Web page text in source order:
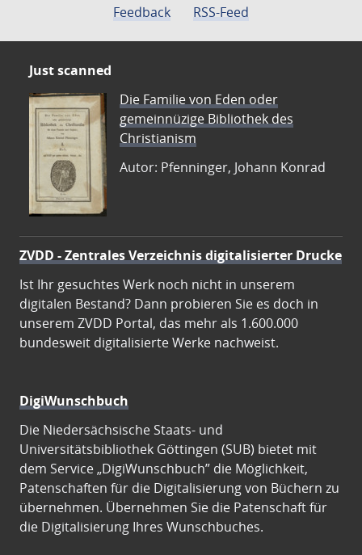
Feedback
RSS-Feed
Just scanned
Die Familie von Eden oder
gemeinnüzige Bibliothek des
Christianism
Autor: Pfenninger, Johann Konrad
ZVDD - Zentrales Verzeichnis digitalisierter Drucke
Ist Ihr gesuchtes Werk noch nicht in unserem
digitalen Bestand? Dann probieren Sie es doch in
unserem ZVDD Portal, das mehr als 1.600.000
bundesweit digitalisierte Werke nachweist.
DigiWunschbuch
Die Niedersächsische Staats- und
Universitätsbibliothek Göttingen (SUB) bietet mit
dem Service „DigiWunschbuch” die Möglichkeit,
Patenschaften für die Digitalisierung von Büchern zu
übernehmen. Übernehmen Sie die Patenschaft für
die Digitalisierung Ihres Wunschbuches.